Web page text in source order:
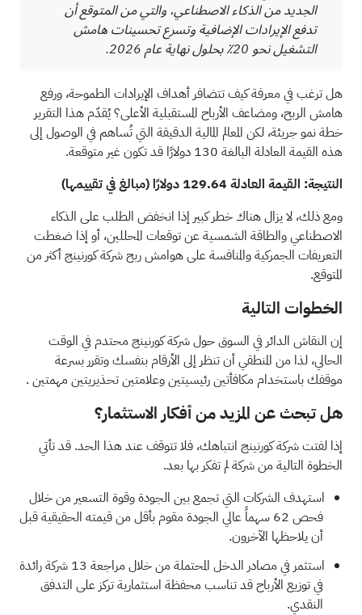
الجديد من الذكاء الاصطناعي، والتي من المتوقع أن
تدفع الإيرادات الإضافية وتسرع تحسينات هامش
التشغيل نحو 20٪ بحلول نهاية عام 2026.
هل ترغب في معرفة كيف تتضافر أهداف الإيرادات الطموحة، ورفع
هامش الربح، ومضاعف الأرباح المستقبلية الأعلى؟ يُقدّم هذا التقرير
خطة نمو جريئة، لكن المعالم المالية الدقيقة التي تُساهم في الوصول إلى
هذه القيمة العادلة البالغة 130 دولارًا قد تكون غير متوقعة.
النتيجة: القيمة العادلة 129.64 دولارًا (مبالغ في تقييمها)
ومع ذلك، لا يزال هناك خطر كبير إذا انخفض الطلب على الذكاء
الاصطناعي والطاقة الشمسية عن توقعات المحللين، أو إذا ضغطت
التعريفات الجمركية والمنافسة على هوامش ربح شركة كورنينج أكثر من
المتوقع.
الخطوات التالية
إن النقاش الدائر في السوق حول شركة كورنينج محتدم في الوقت
الحالي، لذا من المنطقي أن تنظر إلى الأرقام بنفسك وتقرر بسرعة
موقفك باستخدام مكافأتين رئيسيتين وعلامتين تحذيريتين مهمتين.
هل تبحث عن المزيد من أفكار الاستثمار؟
إذا لفتت شركة كورنينج انتباهك، فلا تتوقف عند هذا الحد. قد تأتي
الخطوة التالية من شركة لم تفكر بها بعد.
استهدف الشركات التي تجمع بين الجودة وقوة التسعير من خلال
فحص 62 سهماً عالي الجودة مقوم بأقل من قيمته الحقيقية
قبل
أن يلاحظها الآخرون.
استثمر في مصادر الدخل المحتملة من خلال مراجعة
13 شركة رائدة
في توزيع الأرباحقد تناسب محفظة استثمارية تركز على التدفق
النقدي.